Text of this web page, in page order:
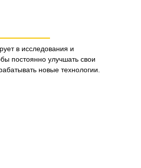
в исследования и
постоянно улучшать свои
новые технологии.